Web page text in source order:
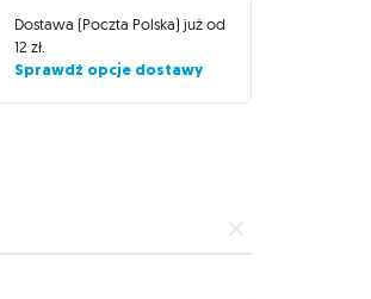
Dostawa (Poczta Polska) już od
12 zł.
Sprawdź opcje dostawy